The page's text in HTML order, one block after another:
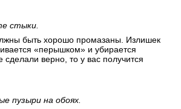
стыки.
быть хорошо промазаны. Излишек
«перышком» и убирается
сделали верно, то у вас получится
пузыри на обоях.